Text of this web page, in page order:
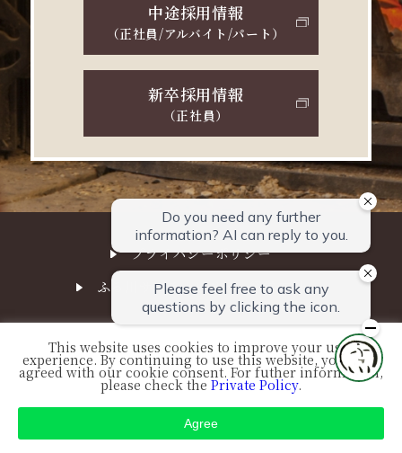
空室検索 プラン一覧 おすすめプラン ご予約確認
中途採用情報
（正社員/アルバイト/パート）
新卒採用情報
（正社員）
プライバシーポリシー
ふる川サステナビリティ経営方針
© FURUKAWA. All Right Reserved.
This website uses cookies to improve your user
experience. By continuing to use this website, you have
agreed with our cookie consent. For futher information,
please check the Private Policy.
Agree